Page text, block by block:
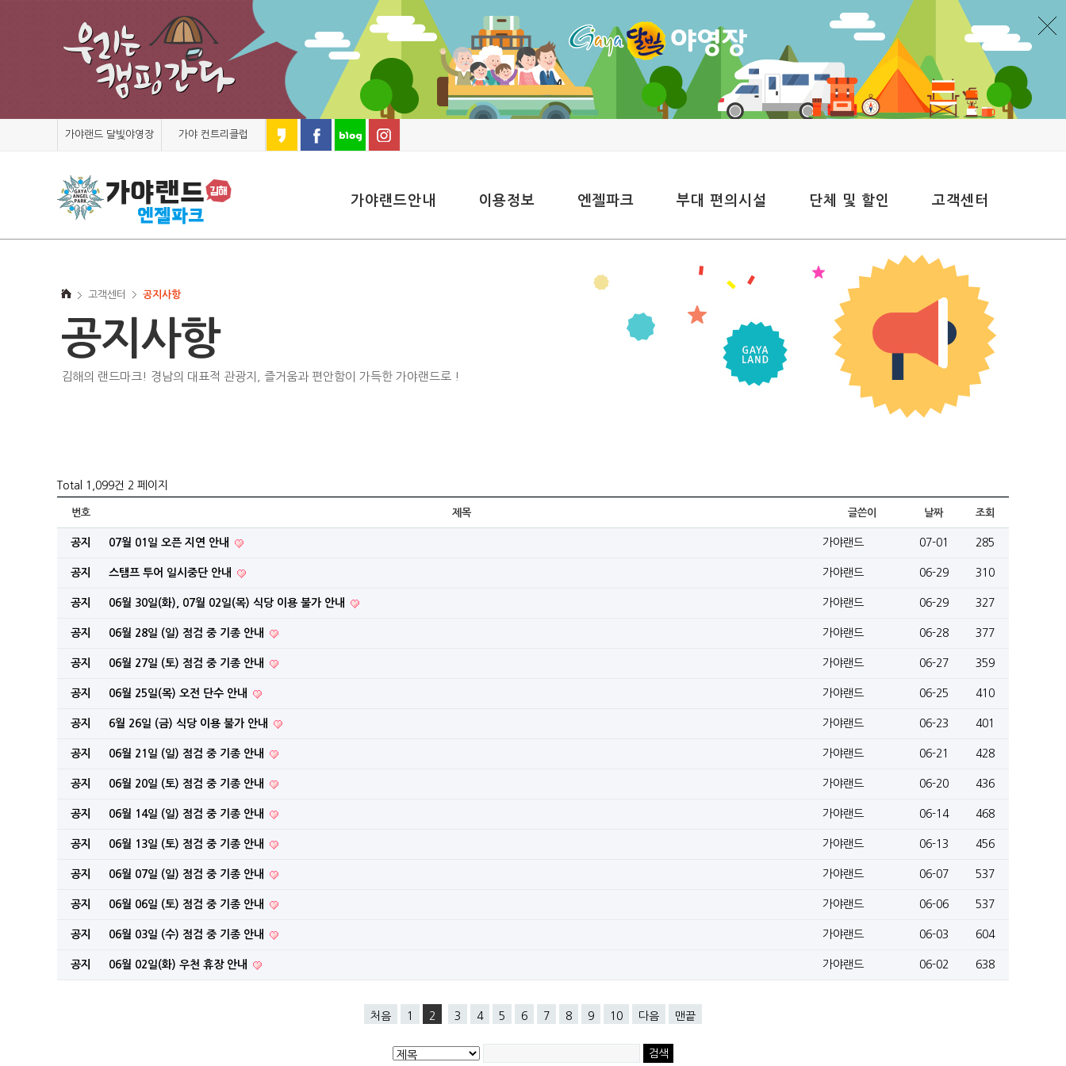
가야랜드 달빛야영장 가야 컨트리클럽
가야랜드안내 이용정보 엔젤파크 부대 편의시설 단체 및 할인 고객센터
고객센터 공지사항
공지사항
김해의 랜드마크! 경남의 대표적 관광지, 즐거움과 편안함이 가득한 가야랜드로 !
Total 1,099건 2 페이지
번호 제목 글쓴이 날짜 조회
공지 07월 01일 오픈 지연 안내 가야랜드 07-01 285
공지 스탬프 투어 일시중단 안내 가야랜드 06-29 310
공지 06월 30일(화), 07월 02일(목) 식당 이용 불가 안내 가야랜드 06-29 327
공지 06월 28일 (일) 점검 중 기종 안내 가야랜드 06-28 377
공지 06월 27일 (토) 점검 중 기종 안내 가야랜드 06-27 359
공지 06월 25일(목) 오전 단수 안내 가야랜드 06-25 410
공지 6월 26일 (금) 식당 이용 불가 안내 가야랜드 06-23 401
공지 06월 21일 (일) 점검 중 기종 안내 가야랜드 06-21 428
공지 06월 20일 (토) 점검 중 기종 안내 가야랜드 06-20 436
공지 06월 14일 (일) 점검 중 기종 안내 가야랜드 06-14 468
공지 06월 13일 (토) 점검 중 기종 안내 가야랜드 06-13 456
공지 06월 07일 (일) 점검 중 기종 안내 가야랜드 06-07 537
공지 06월 06일 (토) 점검 중 기종 안내 가야랜드 06-06 537
공지 06월 03일 (수) 점검 중 기종 안내 가야랜드 06-03 604
공지 06월 02일(화) 우천 휴장 안내 가야랜드 06-02 638
처음 1 2 3 4 5 6 7 8 9 10 다음 맨끝